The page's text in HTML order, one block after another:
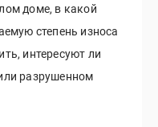
доме, в какой
степень износа
интересуют ли
разрушенном